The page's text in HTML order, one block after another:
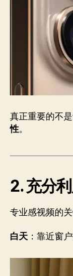
真正重要的不
性。
2. 充分
专业感视频的
白天：靠近窗